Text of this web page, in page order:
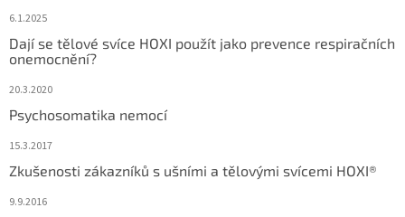
6.1.2025
Dají se tělové svíce HOXI použít jako prevence respiračních
onemocnění?
20.3.2020
Psychosomatika nemocí
15.3.2017
Zkušenosti zákazníků s ušními a tělovými svícemi HOXI®
9.9.2016